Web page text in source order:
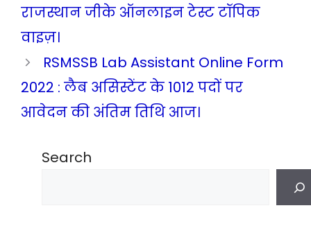
राजस्थान जीके ऑनलाइन टेस्ट टॉपिक
वाइज़।
RSMSSB Lab Assistant Online Form
2022 : लैब असिस्टेंट के 1012 पदों पर
आवेदन की अंतिम तिथि आज।
Search